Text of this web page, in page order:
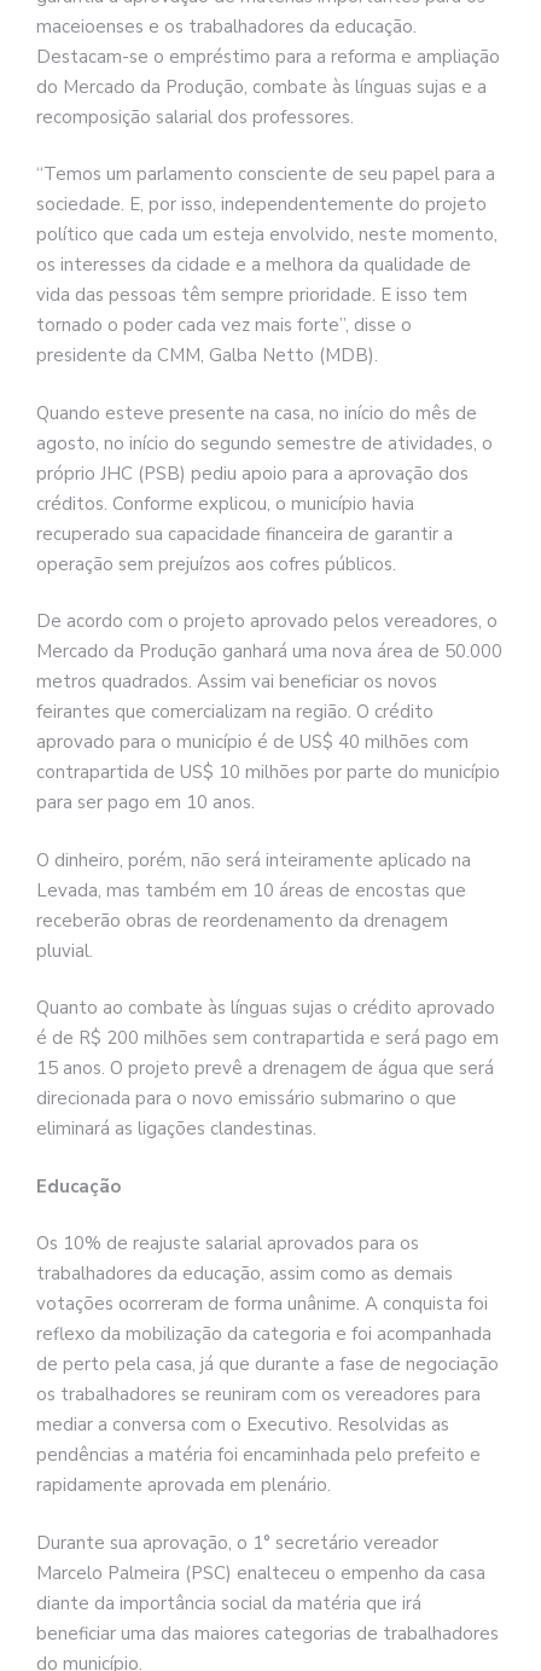
maceioenses e os trabalhadores da educação.
Destacam-se o empréstimo para a reforma e ampliação
do Mercado da Produção, combate às línguas sujas e a
recomposição salarial dos professores.
“Temos um parlamento consciente de seu papel para a
sociedade. E, por isso, independentemente do projeto
político que cada um esteja envolvido, neste momento,
os interesses da cidade e a melhora da qualidade de
vida das pessoas têm sempre prioridade. E isso tem
tornado o poder cada vez mais forte”, disse o
presidente da CMM, Galba Netto (MDB).
Quando esteve presente na casa, no início do mês de
agosto, no início do segundo semestre de atividades, o
próprio JHC (PSB) pediu apoio para a aprovação dos
créditos. Conforme explicou, o município havia
recuperado sua capacidade financeira de garantir a
operação sem prejuízos aos cofres públicos.
De acordo com o projeto aprovado pelos vereadores, o
Mercado da Produção ganhará uma nova área de 50.000
metros quadrados. Assim vai beneficiar os novos
feirantes que comercializam na região. O crédito
aprovado para o município é de US$ 40 milhões com
contrapartida de US$ 10 milhões por parte do município
para ser pago em 10 anos.
O dinheiro, porém, não será inteiramente aplicado na
Levada, mas também em 10 áreas de encostas que
receberão obras de reordenamento da drenagem
pluvial.
Quanto ao combate às línguas sujas o crédito aprovado
é de R$ 200 milhões sem contrapartida e será pago em
15 anos. O projeto prevê a drenagem de água que será
direcionada para o novo emissário submarino o que
eliminará as ligações clandestinas.
Educação
Os 10% de reajuste salarial aprovados para os
trabalhadores da educação, assim como as demais
votações ocorreram de forma unânime. A conquista foi
reflexo da mobilização da categoria e foi acompanhada
de perto pela casa, já que durante a fase de negociação
os trabalhadores se reuniram com os vereadores para
mediar a conversa com o Executivo. Resolvidas as
pendências a matéria foi encaminhada pelo prefeito e
rapidamente aprovada em plenário.
Durante sua aprovação, o 1° secretário vereador
Marcelo Palmeira (PSC) enalteceu o empenho da casa
diante da importância social da matéria que irá
beneficiar uma das maiores categorias de trabalhadores
do município.